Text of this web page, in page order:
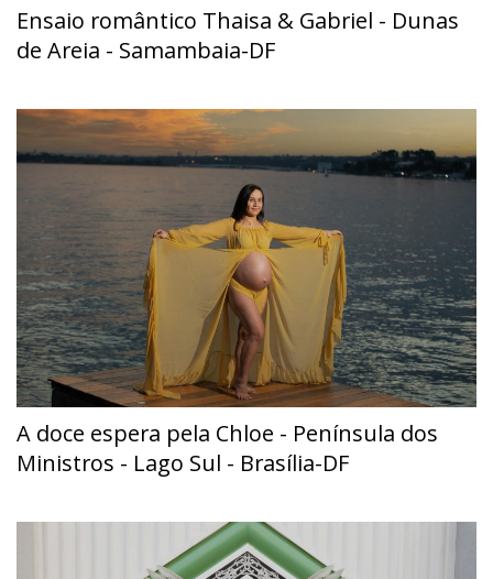
Ensaio romântico Thaisa & Gabriel - Dunas
de Areia - Samambaia-DF
A doce espera pela Chloe - Península dos
Ministros - Lago Sul - Brasília-DF